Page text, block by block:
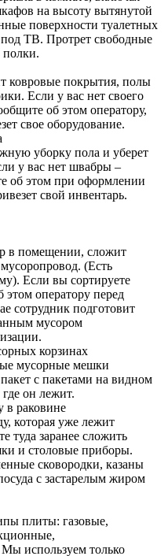
на высоту вытянутой
поверхности туалетных
ТВ. Протрет свободные
полки.
ковровые покрытия, полы
Если у вас нет своего
об этом оператору,
свое оборудование.
уборку пола и уберет
у вас нет швабры –
об этом при оформлении
свой инвентарь.
в помещении, сложит
(Есть
Если вы сортируете
оператору перед
сотрудник подготовит
мусором
корзинах
мусорные мешки
с пакетами на видном
он лежит.
в раковине
которая уже лежит
туда заранее сложить
и столовые приборы.
сковородки, казаны
с застарелым жиром
плиты: газовые,
Мы используем только